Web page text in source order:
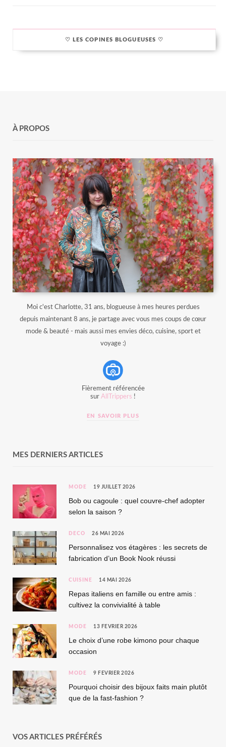
♡ LES COPINES BLOGUEUSES ♡
À PROPOS
Moi c'est Charlotte, 31 ans, blogueuse à mes heures perdues
depuis maintenant 8 ans, je partage avec vous mes coups de cœur
mode & beauté - mais aussi mes envies déco, cuisine, sport et
voyage :)
Fièrement référencée
sur AllTrippers !
EN SAVOIR PLUS
MES DERNIERS ARTICLES
MODE 19 JUILLET 2026
Bob ou cagoule : quel couvre-chef adopter
selon la saison ?
DÉCO 26 MAI 2026
Personnalisez vos étagères : les secrets de
fabrication d’un Book Nook réussi
CUISINE 14 MAI 2026
Repas italiens en famille ou entre amis :
cultivez la convivialité à table
MODE 13 FÉVRIER 2026
Le choix d’une robe kimono pour chaque
occasion
MODE 9 FÉVRIER 2026
Pourquoi choisir des bijoux faits main plutôt
que de la fast-fashion ?
VOS ARTICLES PRÉFÉRÉS